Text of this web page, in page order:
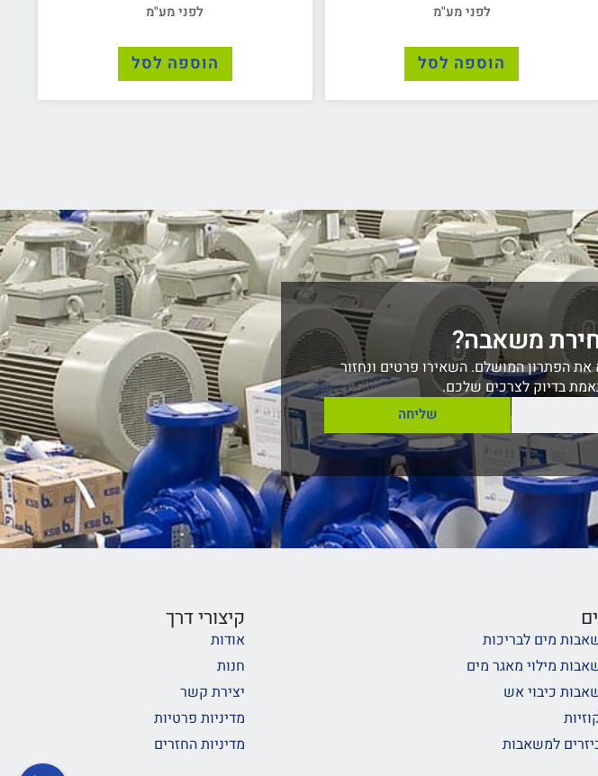
לפני מע"מ
הוספה לסל
לפני מע"מ
הוספה לסל
משאבה?
את הפתרון המושלם. השאירו פרטים ונחזור
בדיוק לצרכים שלכם.
שליחה
מים לבריכות
מילוי מאגר מים
כיבוי אש
למשאבות
קיצורי דרך
אודות
חנות
יצירת קשר
מדיניות פרטיות
מדיניות החזרים